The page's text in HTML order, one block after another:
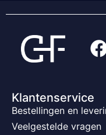
Klantenservice
Bestellingen en
Veelgestelde vragen